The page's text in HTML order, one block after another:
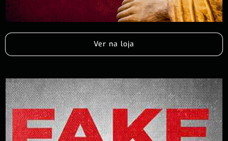
Ver na loja